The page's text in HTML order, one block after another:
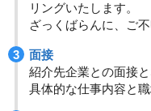
リングいたします。
ざっくばらんに、ご
面接
紹介先企業との面接と
具体的な仕事内容と